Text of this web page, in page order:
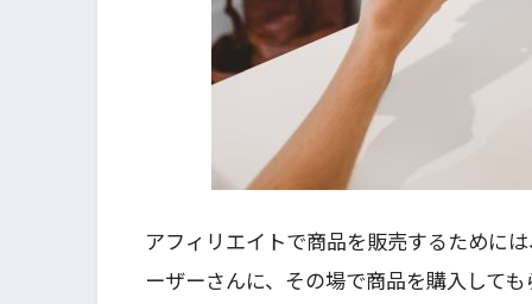
アフィリエイトで商品を販売するために
ーザーさんに、その場で商品を購入して